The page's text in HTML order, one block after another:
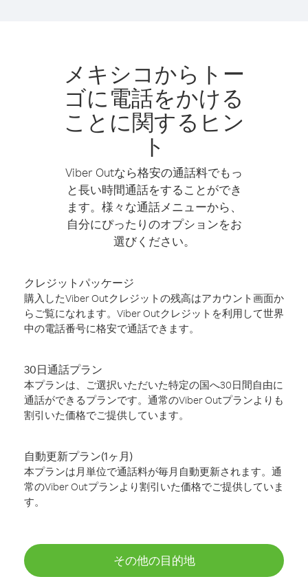
メキシコからトー
ゴに電話をかける
ことに関するヒン
ト
Viber Outなら格安の通話料でもっ
と長い時間通話をすることができ
ます。様々な通話メニューから、
自分にぴったりのオプションをお
選びください。
クレジットパッケージ
購入したViber Outクレジットの残高はアカウント画面か
らご覧になれます。Viber Outクレジットを利用して世界
中の電話番号に格安で通話できます。
30日通話プラン
本プランは、ご選択いただいた特定の国へ30日間自由に
通話ができるプランです。通常のViber Outプランよりも
割引いた価格でご提供しています。
自動更新プラン(1ヶ月)
本プランは月単位で通話料が毎月自動更新されます。通
常のViber Outプランより割引いた価格でご提供していま
す。
その他の目的地